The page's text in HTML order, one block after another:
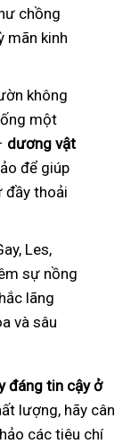
chồng
mãn kinh
không
một
dương vật
để giúp
đầy thoải
Les,
sự nồng
lãng
và sâu
đáng tin cậy ở
lượng, hãy cân
các tiêu chí